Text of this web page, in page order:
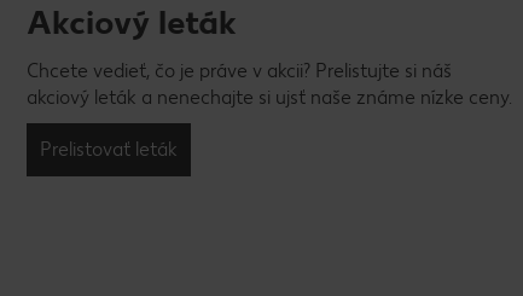
Akciový leták
Chcete vedieť, čo je práve v akcii? Prelistujte si náš
akciový leták a nenechajte si ujsť naše známe nízke ceny.
Prelistovať leták